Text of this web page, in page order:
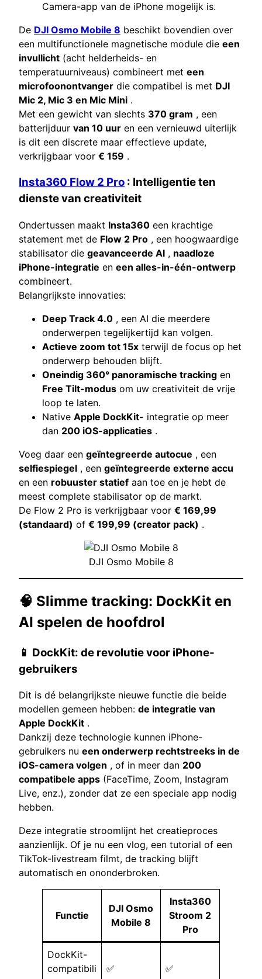
Camera-app van de iPhone mogelijk is.
De DJI Osmo Mobile 8 beschikt bovendien over
een multifunctionele magnetische module die een
invullicht (acht helderheids- en
temperatuurniveaus) combineert met een
microfoonontvanger die compatibel is met DJI
Mic 2, Mic 3 en Mic Mini .
Met een gewicht van slechts 370 gram , een
batterijduur van 10 uur en een vernieuwd uiterlijk
is dit een discrete maar effectieve update,
verkrijgbaar voor € 159 .
Insta360 Flow 2 Pro : Intelligentie ten
dienste van creativiteit
Ondertussen maakt Insta360 een krachtige
statement met de Flow 2 Pro , een hoogwaardige
stabilisator die geavanceerde AI , naadloze
iPhone-integratie en een alles-in-één-ontwerp
combineert.
Belangrijkste innovaties:
Deep Track 4.0 , een AI die meerdere
onderwerpen tegelijkertijd kan volgen.
Actieve zoom tot 15x terwijl de focus op het
onderwerp behouden blijft.
Oneindig 360° panoramische tracking en
Free Tilt-modus om uw creativiteit de vrije
loop te laten.
Native Apple DockKit- integratie op meer
dan 200 iOS-applicaties .
Voeg daar een geïntegreerde autocue , een
selfiespiegel , een geïntegreerde externe accu
en een robuuster statief aan toe en je hebt de
meest complete stabilisator op de markt.
De Flow 2 Pro is verkrijgbaar voor € 169,99
(standaard) of € 199,99 (creator pack) .
DJI Osmo Mobile 8
🧠 Slimme tracking: DockKit en
AI spelen de hoofdrol
📱 DockKit: de revolutie voor iPhone-
gebruikers
Dit is dé belangrijkste nieuwe functie die beide
modellen gemeen hebben: de integratie van
Apple DockKit .
Dankzij deze technologie kunnen iPhone-
gebruikers nu een onderwerp rechtstreeks in de
iOS-camera volgen , of in meer dan 200
compatibele apps (FaceTime, Zoom, Instagram
Live, enz.), zonder dat ze een speciale app nodig
hebben.
Deze integratie stroomlijnt het creatieproces
aanzienlijk. Of je nu een vlog, een tutorial of een
TikTok-livestream filmt, de tracking blijft
automatisch en ononderbroken.
Functie
DJI Osmo
Mobile 8
Insta360
Stroom 2
Pro
DockKit-
compatibili
✅ ✅